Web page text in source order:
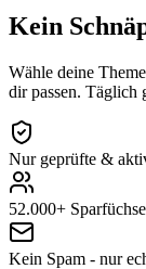
Kein
Wähle deine
dir passen. Täglich
Nur geprüfte &
52.000+
Kein Spam - nur